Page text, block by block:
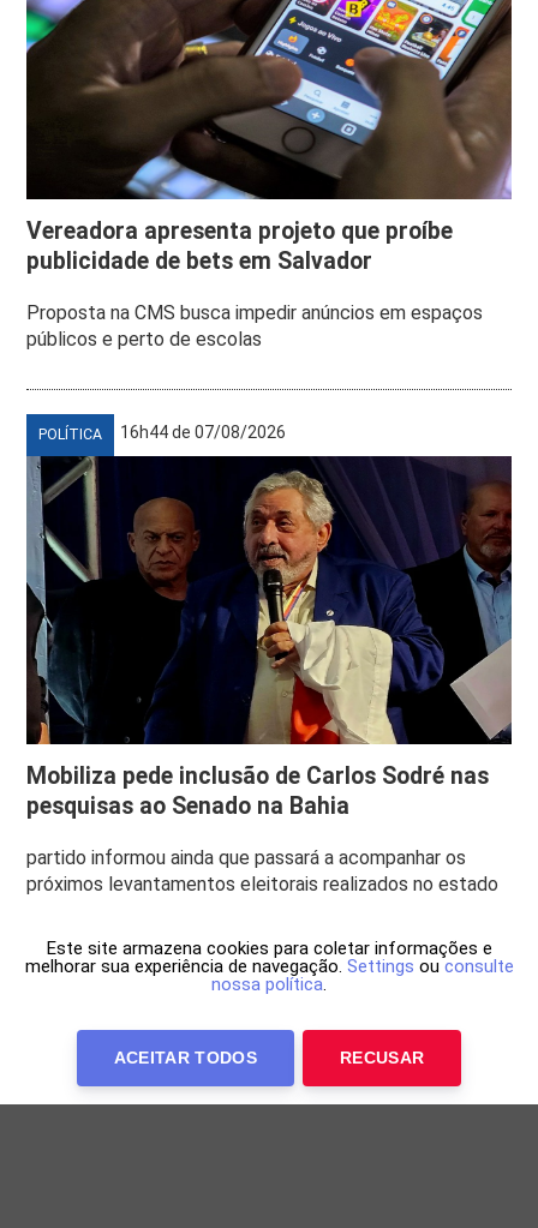
Vereadora apresenta projeto que proíbe
publicidade de bets em Salvador
Proposta na CMS busca impedir anúncios em espaços
públicos e perto de escolas
POLÍTICA 16h44 de 07/08/2026
Mobiliza pede inclusão de Carlos Sodré nas
pesquisas ao Senado na Bahia
partido informou ainda que passará a acompanhar os
próximos levantamentos eleitorais realizados no estado
Este site armazena cookies para coletar informações e
melhorar sua experiência de navegação. Settings ou consulte
nossa política.
ACEITAR TODOS RECUSAR